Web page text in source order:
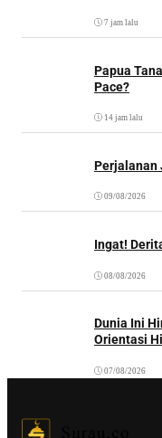
7 jam lalu
Papua
Pace?
14 jam lalu
Perjalanan
09/08/2026
Ingat!
08/08/2026
Dunia Ini
Orientasi
07/08/2026